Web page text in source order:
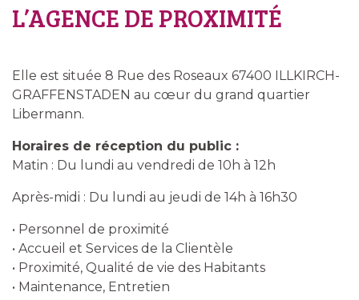
L’AGENCE DE PROXIMITÉ
Elle est située 8 Rue des Roseaux 67400 ILLKIRCH-
GRAFFENSTADEN au cœur du grand quartier
Libermann.
Horaires de réception du public :
Matin : Du lundi au vendredi de 10h à 12h
Après-midi : Du lundi au jeudi de 14h à 16h30
• Personnel de proximité
• Accueil et Services de la Clientèle
• Proximité, Qualité de vie des Habitants
• Maintenance, Entretien